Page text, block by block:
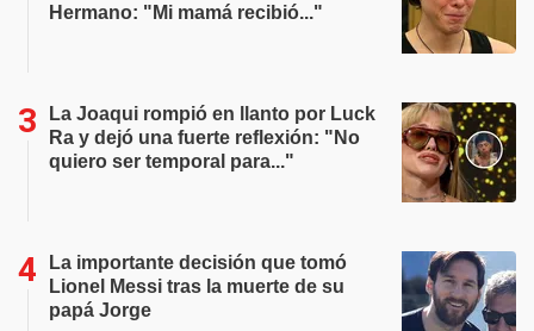
Hermano: "Mi mamá recibió..."
La Joaqui rompió en llanto por Luck
Ra y dejó una fuerte reflexión: "No
quiero ser temporal para..."
La importante decisión que tomó
Lionel Messi tras la muerte de su
papá Jorge